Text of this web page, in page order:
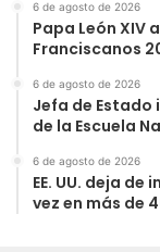
6 de agosto de 2026
Papa León XIV
Franciscanos
6 de agosto de 2026
Jefa de
de la Escuela
6 de agosto de 2026
EE. UU. deja
vez en más de